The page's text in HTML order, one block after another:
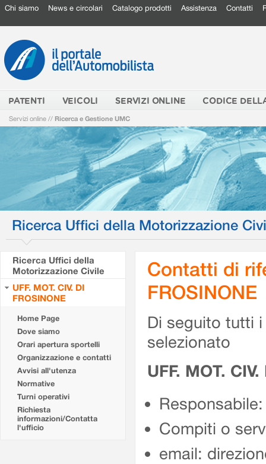
Chi siamo News e circolari Catalogo prodotti Assistenza Contatti
PATENTI VEICOLI SERVIZI ONLINE CODICE
Servizi online // Ricerca e Gestione UMC
Ricerca Uffici della Motorizzazione
Ricerca Uffici della
Motorizzazione Civile
UFF. MOT. CIV. DI
FROSINONE
Home Page
Dove siamo
Orari apertura sportelli
Organizzazione e contatti
Avvisi all'utenza
Normative
Turni operativi
Richiesta
informazioni/Contatta
l'ufficio
Contatti di
FROSINONE
Di seguito tutti
selezionato
UFF. MOT.
Compiti o
email: